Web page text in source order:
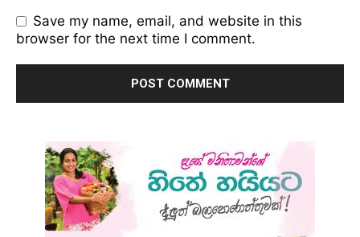
Save my name, email, and website in this
browser for the next time I comment.